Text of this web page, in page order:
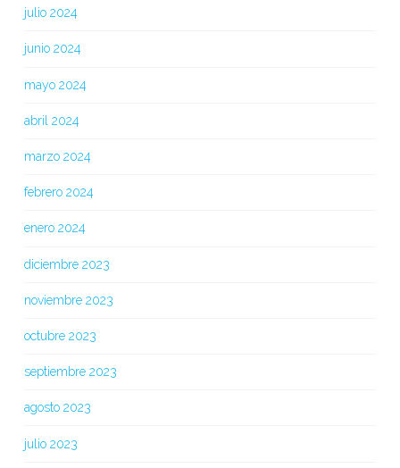
julio 2024
junio 2024
mayo 2024
abril 2024
marzo 2024
febrero 2024
enero 2024
diciembre 2023
noviembre 2023
octubre 2023
septiembre 2023
agosto 2023
julio 2023